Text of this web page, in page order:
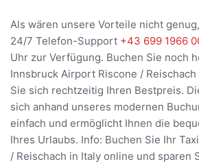
Als wären unsere Vorteile nicht
24/7 Telefon-Support +43 699 1966
Uhr zur Verfügung. Buchen Sie noch
Innsbruck Airport Riscone /
Sie sich rechtzeitig Ihren Bestpreis.
sich anhand unseres modernen
einfach und ermöglicht Ihnen die
Ihres Urlaubs. Info: Buchen Sie Ihr
/ Reischach in Italy online und sparen